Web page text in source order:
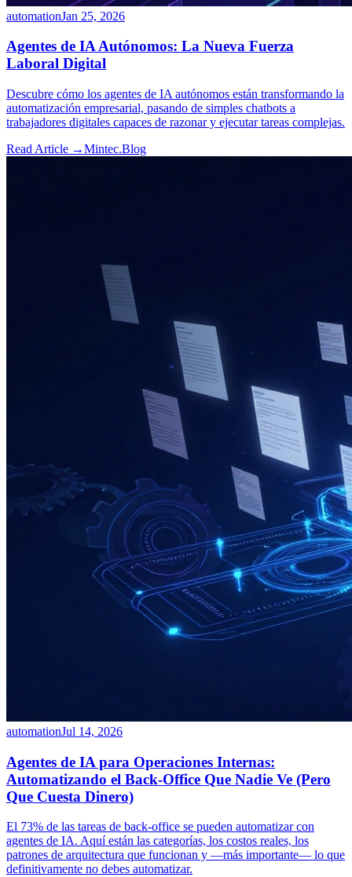
automationJan 25, 2026
Agentes de IA Autónomos: La Nueva Fuerza
Laboral Digital
Descubre cómo los agentes de IA autónomos están transformando la
automatización empresarial, pasando de simples chatbots a
trabajadores digitales capaces de razonar y ejecutar tareas complejas.
Read Article →Mintec.Blog
automationJul 14, 2026
Agentes de IA para Operaciones Internas:
Automatizando el Back-Office Que Nadie Ve (Pero
Que Cuesta Dinero)
El 73% de las tareas de back-office se pueden automatizar con
agentes de IA. Aquí están las categorías, los costos reales, los
patrones de arquitectura que funcionan y —más importante— lo que
definitivamente no debes automatizar.